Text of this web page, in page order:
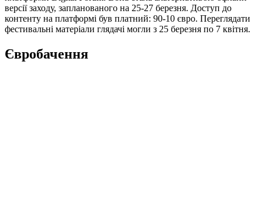
версії заходу, запланованого на 25-27 березня. Доступ до
контенту на платформі був платний: 90-10 євро. Переглядати
фестивальні матеріали глядачі могли з 25 березня по 7 квітня.
Євробачення